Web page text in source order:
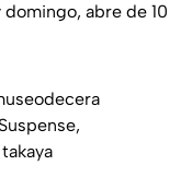
domingo, abre de 10